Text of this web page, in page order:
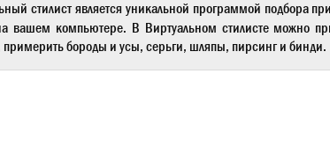
стилистявляется уникальной программой подбора
вашем компьютере. В Виртуальном стилистеможно
бороды и усы, серьги, шляпы, пирсинг и бинди.